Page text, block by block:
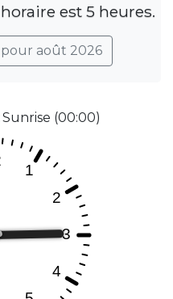
est 5 heures.
août 2026
(00:00)